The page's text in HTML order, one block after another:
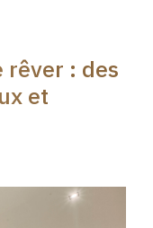
rêver : des
et